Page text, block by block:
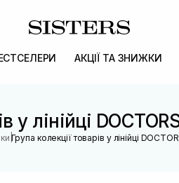
АКЦІЇ ТА ЗНИЖКИ
у лінійці
|Група колекції товарів у лінійці